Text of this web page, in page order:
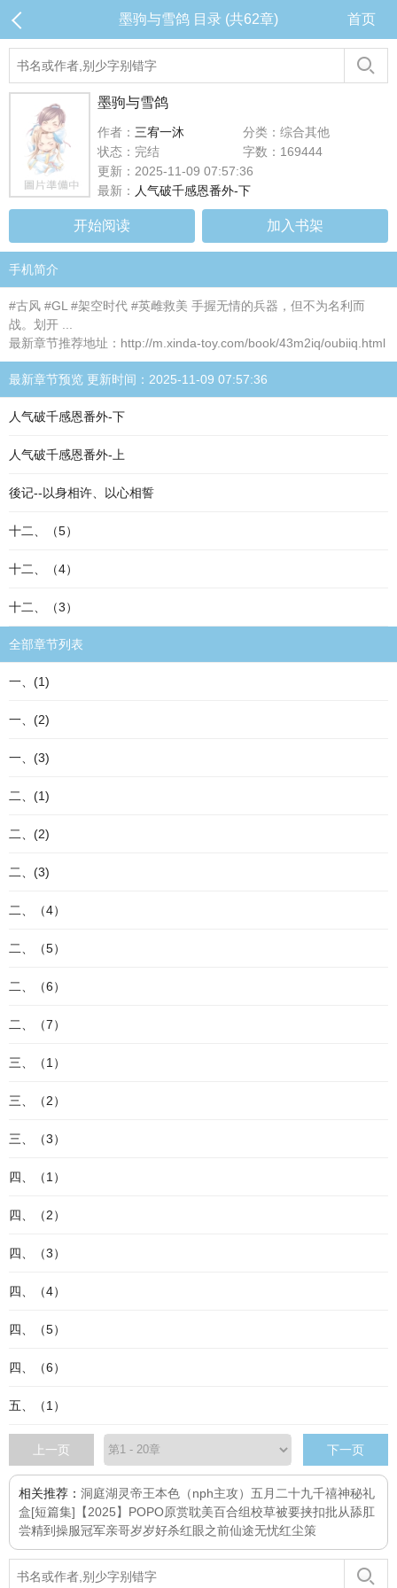
墨驹与雪鸽 目录 (共62章) 首页
墨驹与雪鸽
作者： 三宥一沐
分类：综合其他
状态：完结
字数：169444
更新：2025-11-09 07:57:36
最新： 人气破千感恩番外-下
开始阅读 加入书架
手机简介
#古风 #GL #架空时代 #英雌救美 手握无情的兵器，但不为名利而
战。划开 ...
最新章节推荐地址：http://m.xinda-toy.com/book/43m2iq/oubiiq.html
最新章节预览 更新时间：2025-11-09 07:57:36
人气破千感恩番外-下
人气破千感恩番外-上
後记--以身相许、以心相誓
十二、（5）
十二、（4）
十二、（3）
全部章节列表
一、(1)
一、(2)
一、(3)
二、(1)
二、(2)
二、(3)
二、（4）
二、（5）
二、（6）
二、（7）
三、（1）
三、（2）
三、（3）
四、（1）
四、（2）
四、（3）
四、（4）
四、（5）
四、（6）
五、（1）
上一页 下一页
相关推荐： 洞庭湖灵帝王本色（nph主攻） 五月二十九千禧神秘礼
盒[短篇集] 【2025】POPO原赏耽美百合组校草被要挟扣批从舔肛
尝精到操服冠军亲哥岁岁好杀红眼之前仙途无忧红尘策